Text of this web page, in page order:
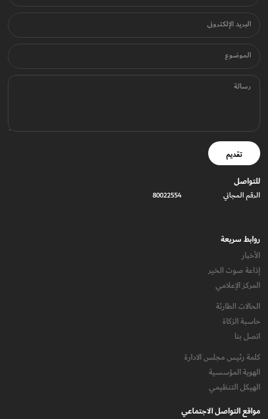
البريد الإلكتروني
الموضوع
رسالة
تقديم
للتواصل
الرقم المجاني 80022554
روابط سريعة
الأخبار
إذاعة صوت الخير
المركز الإعلامي
الحالات الطارئة
حاسبة الزكاة
اتصل بنا
كلمة رئيس مجلس الادارة
الهوية المؤسسية
الهيكل التنظيمي
مواقع التواصل الاجتماعي